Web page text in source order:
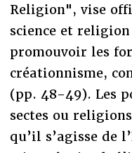
Religion", vise
science et
promouvoir les
créationnisme,
(pp. 48-49). Les
sectes ou
qu’il s’agisse de